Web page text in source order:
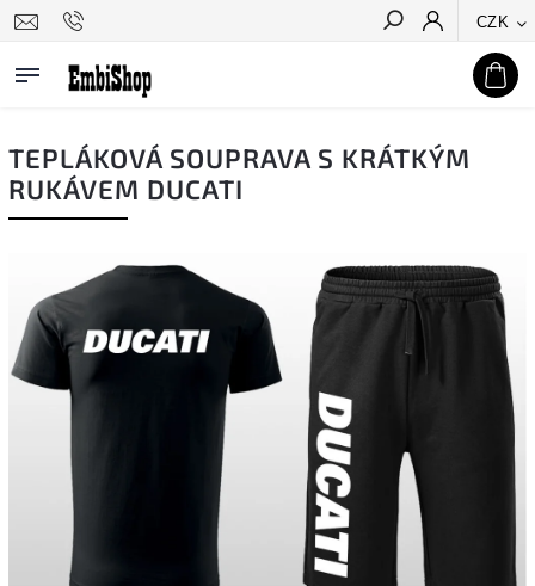
CZK
Hledat
TEPLÁKOVÁ SOUPRAVA S KRÁTKÝM
RUKÁVEM DUCATI